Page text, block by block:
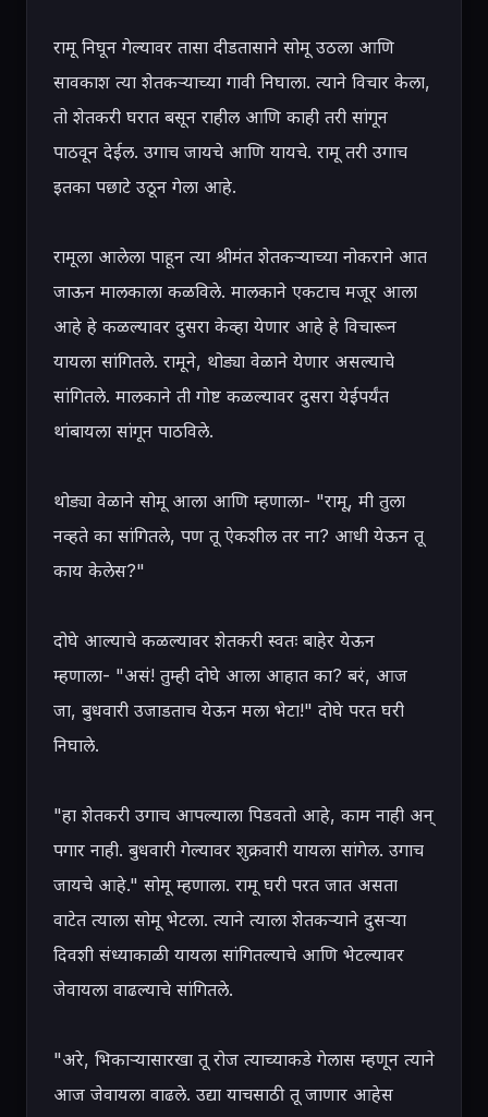
रामू निघून गेल्यावर तासा दीडतासाने सोमू उठला आणि
सावकाश त्या शेतकऱ्याच्या गावी निघाला. त्याने विचार केला,
तो शेतकरी घरात बसून राहील आणि काही तरी सांगून
पाठवून देईल. उगाच जायचे आणि यायचे. रामू तरी उगाच
इतका पछाटे उठून गेला आहे.
रामूला आलेला पाहून त्या श्रीमंत शेतकऱ्याच्या नोकराने आत
जाऊन मालकाला कळविले. मालकाने एकटाच मजूर आला
आहे हे कळल्यावर दुसरा केव्हा येणार आहे हे विचारून
यायला सांगितले. रामूने, थोड्या वेळाने येणार असल्याचे
सांगितले. मालकाने ती गोष्ट कळल्यावर दुसरा येईपर्यंत
थांबायला सांगून पाठविले.
थोड्या वेळाने सोमू आला आणि म्हणाला- "रामू, मी तुला
नव्हते का सांगितले, पण तू ऐकशील तर ना? आधी येऊन तू
काय केलेस?"
दोघे आल्याचे कळल्यावर शेतकरी स्वतः बाहेर येऊन
म्हणाला- "असं! तुम्ही दोघे आला आहात का? बरं, आज
जा, बुधवारी उजाडताच येऊन मला भेटा!" दोघे परत घरी
निघाले.
"हा शेतकरी उगाच आपल्याला पिडवतो आहे, काम नाही अन्
पगार नाही. बुधवारी गेल्यावर शुक्रवारी यायला सांगेल. उगाच
जायचे आहे." सोमू म्हणाला. रामू घरी परत जात असता
वाटेत त्याला सोमू भेटला. त्याने त्याला शेतकऱ्याने दुसऱ्या
दिवशी संध्याकाळी यायला सांगितल्याचे आणि भेटल्यावर
जेवायला वाढल्याचे सांगितले.
"अरे, भिकाऱ्यासारखा तू रोज त्याच्याकडे गेलास म्हणून त्याने
आज जेवायला वाढले. उद्या याचसाठी तू जाणार आहेस